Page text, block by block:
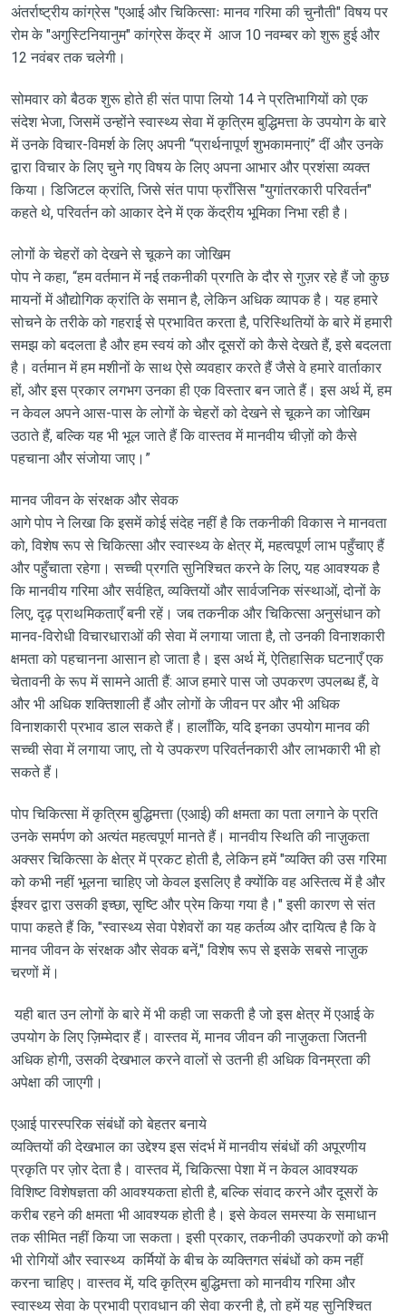
अंतर्राष्ट्रीय कांग्रेस "एआई और चिकित्साः मानव गरिमा की चुनौती" विषय पर
रोम के "अगुस्टिनियानुम" कांग्रेस केंद्र में आज 10 नवम्बर को शुरू हुई और
12 नवंबर तक चलेगी।
सोमवार को बैठक शुरू होते ही संत पापा लियो 14 ने प्रतिभागियों को एक
संदेश भेजा, जिसमें उन्होंने स्वास्थ्य सेवा में कृत्रिम बुद्धिमत्ता के उपयोग के बारे
में उनके विचार-विमर्श के लिए अपनी “प्रार्थनापूर्ण शुभकामनाएं” दीं और उनके
द्वारा विचार के लिए चुने गए विषय के लिए अपना आभार और प्रशंसा व्यक्त
किया। डिजिटल क्रांति, जिसे संत पापा फ्राँसिस "युगांतरकारी परिवर्तन"
कहते थे, परिवर्तन को आकार देने में एक केंद्रीय भूमिका निभा रही है।
लोगों के चेहरों को देखने से चूकने का जोखिम
पोप ने कहा, “हम वर्तमान में नई तकनीकी प्रगति के दौर से गुज़र रहे हैं जो कुछ
मायनों में औद्योगिक क्रांति के समान है, लेकिन अधिक व्यापक है। यह हमारे
सोचने के तरीके को गहराई से प्रभावित करता है, परिस्थितियों के बारे में हमारी
समझ को बदलता है और हम स्वयं को और दूसरों को कैसे देखते हैं, इसे बदलता
है। वर्तमान में हम मशीनों के साथ ऐसे व्यवहार करते हैं जैसे वे हमारे वार्ताकार
हों, और इस प्रकार लगभग उनका ही एक विस्तार बन जाते हैं। इस अर्थ में, हम
न केवल अपने आस-पास के लोगों के चेहरों को देखने से चूकने का जोखिम
उठाते हैं, बल्कि यह भी भूल जाते हैं कि वास्तव में मानवीय चीज़ों को कैसे
पहचाना और संजोया जाए।”
मानव जीवन के संरक्षक और सेवक
आगे पोप ने लिखा कि इसमें कोई संदेह नहीं है कि तकनीकी विकास ने मानवता
को, विशेष रूप से चिकित्सा और स्वास्थ्य के क्षेत्र में, महत्वपूर्ण लाभ पहुँचाए हैं
और पहुँचाता रहेगा। सच्ची प्रगति सुनिश्चित करने के लिए, यह आवश्यक है
कि मानवीय गरिमा और सर्वहित, व्यक्तियों और सार्वजनिक संस्थाओं, दोनों के
लिए, दृढ़ प्राथमिकताएँ बनी रहें। जब तकनीक और चिकित्सा अनुसंधान को
मानव-विरोधी विचारधाराओं की सेवा में लगाया जाता है, तो उनकी विनाशकारी
क्षमता को पहचानना आसान हो जाता है। इस अर्थ में, ऐतिहासिक घटनाएँ एक
चेतावनी के रूप में सामने आती हैं: आज हमारे पास जो उपकरण उपलब्ध हैं, वे
और भी अधिक शक्तिशाली हैं और लोगों के जीवन पर और भी अधिक
विनाशकारी प्रभाव डाल सकते हैं। हालाँकि, यदि इनका उपयोग मानव की
सच्ची सेवा में लगाया जाए, तो ये उपकरण परिवर्तनकारी और लाभकारी भी हो
सकते हैं।
पोप चिकित्सा में कृत्रिम बुद्धिमत्ता (एआई) की क्षमता का पता लगाने के प्रति
उनके समर्पण को अत्यंत महत्वपूर्ण मानते हैं। मानवीय स्थिति की नाज़ुकता
अक्सर चिकित्सा के क्षेत्र में प्रकट होती है, लेकिन हमें "व्यक्ति की उस गरिमा
को कभी नहीं भूलना चाहिए जो केवल इसलिए है क्योंकि वह अस्तित्व में है और
ईश्वर द्वारा उसकी इच्छा, सृष्टि और प्रेम किया गया है।" इसी कारण से संत
पापा कहते हैं कि, "स्वास्थ्य सेवा पेशेवरों का यह कर्तव्य और दायित्व है कि वे
मानव जीवन के संरक्षक और सेवक बनें," विशेष रूप से इसके सबसे नाज़ुक
चरणों में।
यही बात उन लोगों के बारे में भी कही जा सकती है जो इस क्षेत्र में एआई के
उपयोग के लिए ज़िम्मेदार हैं। वास्तव में, मानव जीवन की नाज़ुकता जितनी
अधिक होगी, उसकी देखभाल करने वालों से उतनी ही अधिक विनम्रता की
अपेक्षा की जाएगी।
एआई पारस्परिक संबंधों को बेहतर बनाये
व्यक्तियों की देखभाल का उद्देश्य इस संदर्भ में मानवीय संबंधों की अपूरणीय
प्रकृति पर ज़ोर देता है। वास्तव में, चिकित्सा पेशा में न केवल आवश्यक
विशिष्ट विशेषज्ञता की आवश्यकता होती है, बल्कि संवाद करने और दूसरों के
करीब रहने की क्षमता भी आवश्यक होती है। इसे केवल समस्या के समाधान
तक सीमित नहीं किया जा सकता। इसी प्रकार, तकनीकी उपकरणों को कभी
भी रोगियों और स्वास्थ्य कर्मियों के बीच के व्यक्तिगत संबंधों को कम नहीं
करना चाहिए। वास्तव में, यदि कृत्रिम बुद्धिमत्ता को मानवीय गरिमा और
स्वास्थ्य सेवा के प्रभावी प्रावधान की सेवा करनी है, तो हमें यह सुनिश्चित